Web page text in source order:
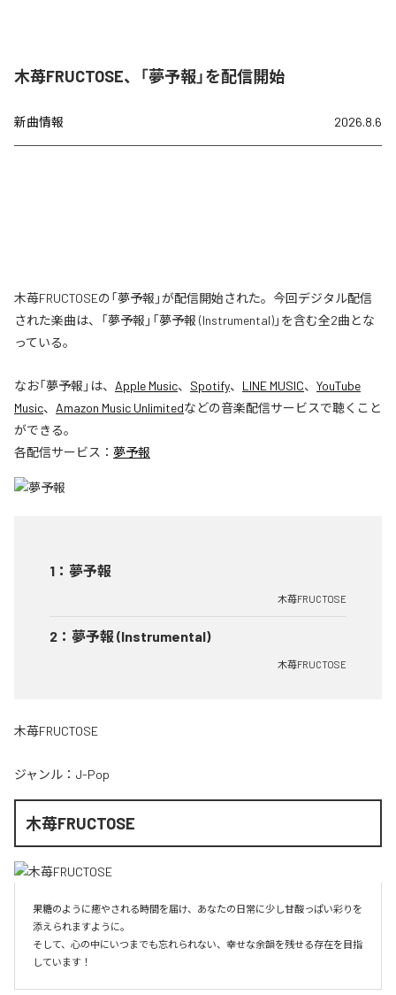
木苺FRUCTOSE、「夢予報」を配信開始
新曲情報 2026.8.6
木苺FRUCTOSEの「夢予報」が配信開始された。今回デジタル配信
された楽曲は、「夢予報」「夢予報 (Instrumental)」を含む全2曲とな
っている。
なお「夢予報 」は、 Apple Music、 Spotify、 LINE MUSIC、 YouTube
Music、 Amazon Music Unlimitedなどの音楽配信サービスで聴くこと
ができる。
各配信サービス： 夢予報
1 ： 夢予報
木苺FRUCTOSE
2 ： 夢予報 (Instrumental)
木苺FRUCTOSE
木苺FRUCTOSE
ジャンル： J-Pop
木苺FRUCTOSE
果糖のように癒やされる時間を届け、あなたの日常に少し甘酸っぱい彩りを
添えられますように。
そして、心の中にいつまでも忘れられない、幸せな余韻を残せる存在を目指
しています！